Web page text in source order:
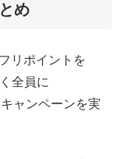
め
リポイントを
全員に
ャンペーンを実